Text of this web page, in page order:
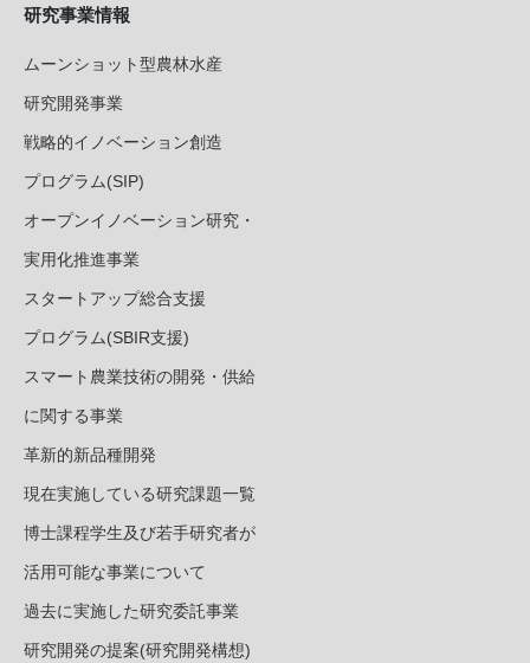
研究事業情報
ムーンショット型農林水産
研究開発事業
戦略的イノベーション創造
プログラム(SIP)
オープンイノベーション研究・
実用化推進事業
スタートアップ総合支援
プログラム(SBIR支援)
スマート農業技術の開発・供給
に関する事業
革新的新品種開発
現在実施している研究課題一覧
博士課程学生及び若手研究者が
活用可能な事業について
過去に実施した研究委託事業
研究開発の提案(研究開発構想)